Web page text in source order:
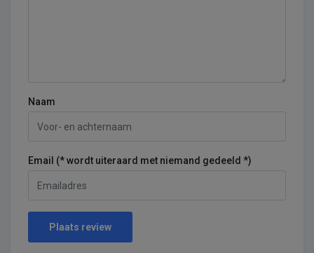
Naam
Email (* wordt uiteraard met niemand gedeeld *)
Plaats review